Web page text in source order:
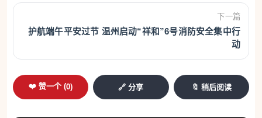
下一篇
护航端午平安过节 温州启动“祥和”6号消防安全集中行
动
❤️ 赞一个 (0) 🔗 分享 🔖 稍后阅读